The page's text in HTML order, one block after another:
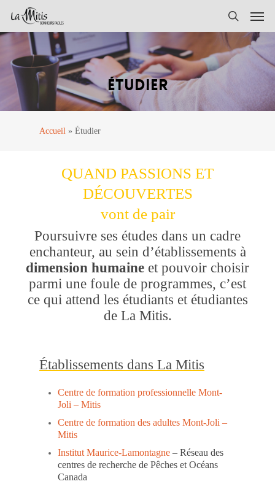
main
Menu
ÉTUDIER
Accueil » Étudier
QUAND PASSIONS ET
DÉCOUVERTES
vont de pair
Poursuivre ses études dans un cadre
enchanteur, au sein d’établissements à
dimension humaine et pouvoir choisir
parmi une foule de programmes, c’est
ce qui attend les étudiants et étudiantes
de La Mitis.
Établissements dans La Mitis
Centre de formation professionnelle Mont-
Joli – Mitis
Centre de formation des adultes Mont-Joli –
Mitis
Institut Maurice-Lamontagne – Réseau des
centres de recherche de Pêches et Océans
Canada